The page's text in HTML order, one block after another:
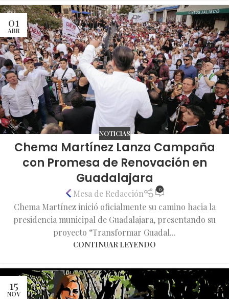
01
ABR
NOTICIAS
Chema Martínez Lanza Campaña
con Promesa de Renovación en
Guadalajara
Mesa de Redacción 0
Chema Martínez inició oficialmente su camino hacia la
presidencia municipal de Guadalajara, presentando su
proyecto “Transformar Guadal...
CONTINUAR LEYENDO
15
NOV